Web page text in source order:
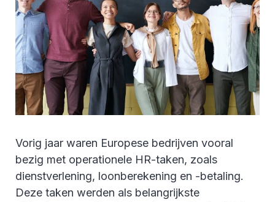
Vorig jaar waren Europese bedrijven vooral
bezig met operationele HR-taken, zoals
dienstverlening, loonberekening en -betaling.
Deze taken werden als belangrijkste